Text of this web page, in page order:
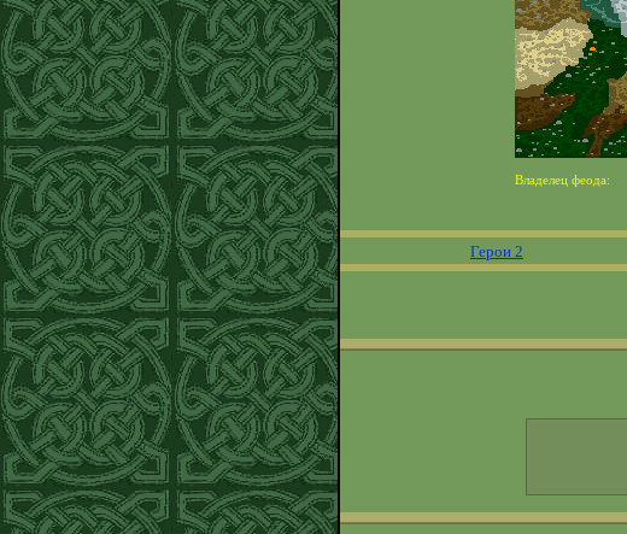
Владелец феода:
Герои 2